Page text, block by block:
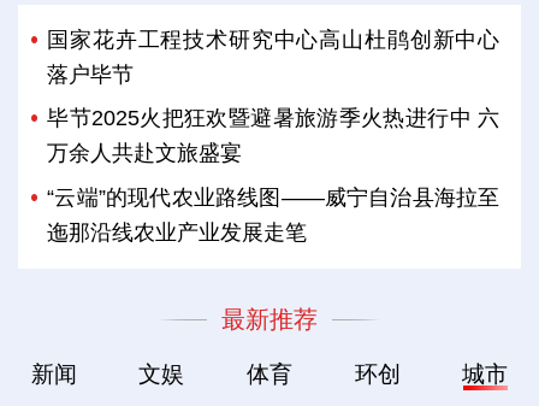
国家花卉工程技术研究中心高山杜鹃创新中心
落户毕节
毕节2025火把狂欢暨避暑旅游季火热进行中 六
万余人共赴文旅盛宴
“云端”的现代农业路线图——威宁自治县海拉至
迤那沿线农业产业发展走笔
最新推荐
新闻 文娱 体育 环创 城市